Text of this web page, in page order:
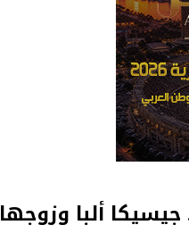
ألبا وزوجها